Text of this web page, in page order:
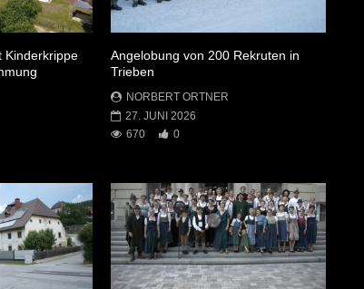
Kinderkrippe
Angelobung von 200 Rekruten in
Trieben
NORBERT ORTNER
27. JUNI 2026
670
0